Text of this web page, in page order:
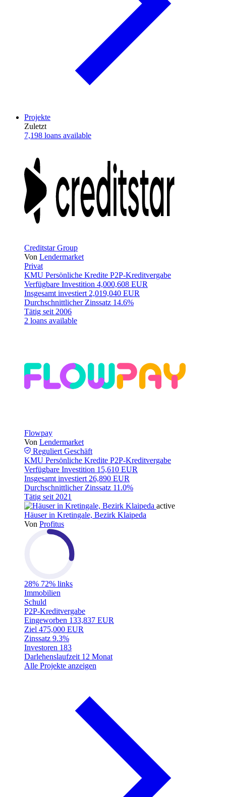
Projekte
Zuletzt
7,198 loans available
Creditstar Group
Von Lendermarket
Privat
KMU Persönliche Kredite P2P-Kreditvergabe
Verfügbare Investition 4,000,608 EUR
Insgesamt investiert 2,019,040 EUR
Durchschnittlicher Zinssatz 14.6%
Tätig seit 2006
2 loans available
Flowpay
Von Lendermarket
Reguliert Geschäft
KMU Persönliche Kredite P2P-Kreditvergabe
Verfügbare Investition 15,610 EUR
Insgesamt investiert 26,890 EUR
Durchschnittlicher Zinssatz 11.0%
Tätig seit 2021
active
Häuser in Kretingale, Bezirk Klaipeda
Von Profitus
28% 72% links
Immobilien
Schuld
P2P-Kreditvergabe
Eingeworben 133,837 EUR
Ziel 475,000 EUR
Zinssatz 9.3%
Investoren 183
Darlehenslaufzeit 12 Monat
Alle Projekte anzeigen